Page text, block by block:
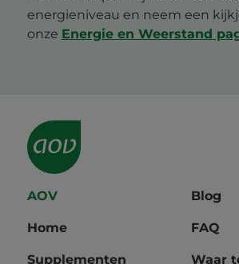
energieniveau en neem een
onze Energie en Weerstand
AOV
Home
Supplementen
Blog
FAQ
Waar